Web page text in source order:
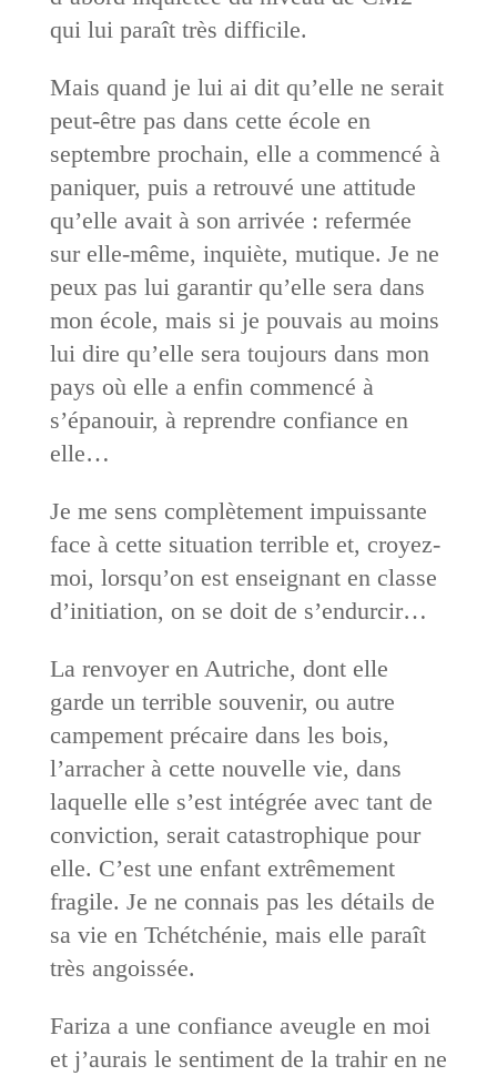
qui lui paraît très difficile.
Mais quand je lui ai dit qu’elle ne serait
peut-être pas dans cette école en
septembre prochain, elle a commencé à
paniquer, puis a retrouvé une attitude
qu’elle avait à son arrivée : refermée
sur elle-même, inquiète, mutique. Je ne
peux pas lui garantir qu’elle sera dans
mon école, mais si je pouvais au moins
lui dire qu’elle sera toujours dans mon
pays où elle a enfin commencé à
s’épanouir, à reprendre confiance en
elle…
Je me sens complètement impuissante
face à cette situation terrible et, croyez-
moi, lorsqu’on est enseignant en classe
d’initiation, on se doit de s’endurcir…
La renvoyer en Autriche, dont elle
garde un terrible souvenir, ou autre
campement précaire dans les bois,
l’arracher à cette nouvelle vie, dans
laquelle elle s’est intégrée avec tant de
conviction, serait catastrophique pour
elle. C’est une enfant extrêmement
fragile. Je ne connais pas les détails de
sa vie en Tchétchénie, mais elle paraît
très angoissée.
Fariza a une confiance aveugle en moi
et j’aurais le sentiment de la trahir en ne